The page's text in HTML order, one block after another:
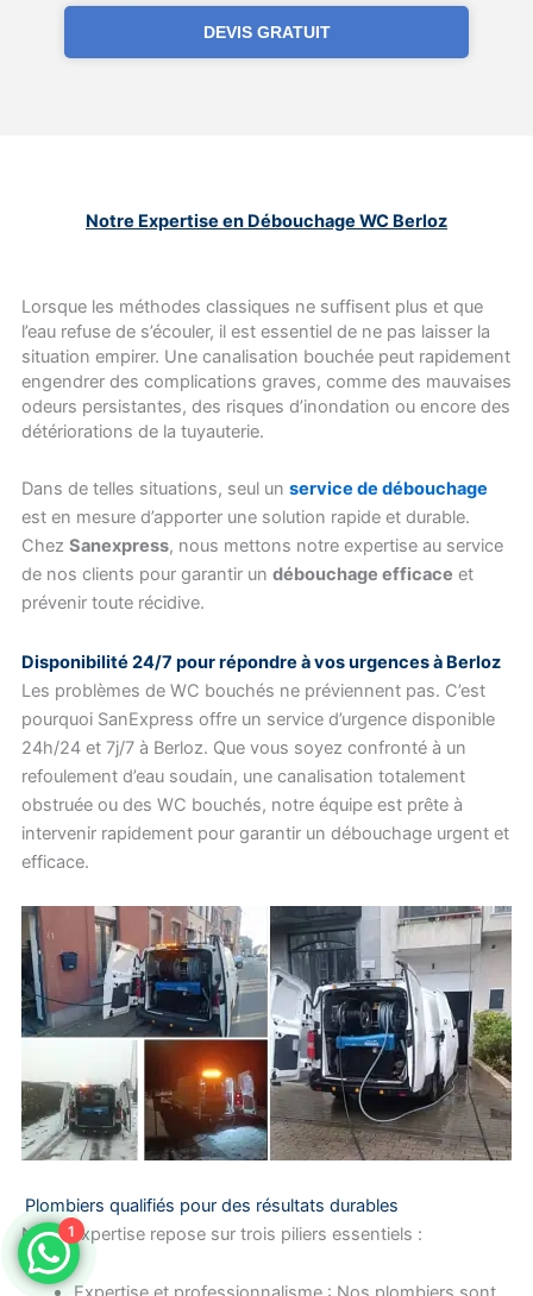
DEVIS GRATUIT
Notre Expertise en Débouchage WC Berloz
Lorsque les méthodes classiques ne suffisent plus et que
l’eau refuse de s’écouler, il est essentiel de ne pas laisser la
situation empirer. Une canalisation bouchée peut rapidement
engendrer des complications graves, comme des mauvaises
odeurs persistantes, des risques d’inondation ou encore des
détériorations de la tuyauterie.
Dans de telles situations, seul un service de débouchage
est en mesure d’apporter une solution rapide et durable.
Chez Sanexpress, nous mettons notre expertise au service
de nos clients pour garantir un débouchage efficace et
prévenir toute récidive.
Disponibilité 24/7 pour répondre à vos urgences à Berloz
Les problèmes de WC bouchés ne préviennent pas. C’est
pourquoi SanExpress offre un service d’urgence disponible
24h/24 et 7j/7 à Berloz. Que vous soyez confronté à un
refoulement d’eau soudain, une canalisation totalement
obstruée ou des WC bouchés, notre équipe est prête à
intervenir rapidement pour garantir un débouchage urgent et
efficace.
Plombiers qualifiés pour des résultats durables
Notre expertise repose sur trois piliers essentiels :
1